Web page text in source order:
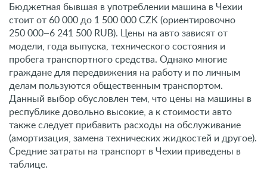
Бюджетная бывшая в употреблении машина в Чехии
стоит от 60 000 до 1 500 000 CZK (ориентировочно
250 000–6 241 500 RUB). Цены на авто зависят от
модели, года выпуска, технического состояния и
пробега транспортного средства. Однако многие
граждане для передвижения на работу и по личным
делам пользуются общественным транспортом.
Данный выбор обусловлен тем, что цены на машины в
республике довольно высокие, а к стоимости авто
также следует прибавить расходы на обслуживание
(амортизация, замена технических жидкостей и другое).
Средние затраты на транспорт в Чехии приведены в
таблице.